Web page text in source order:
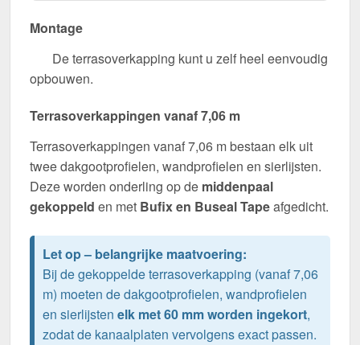
Montage
De terrasoverkapping kunt u zelf heel eenvoudig
opbouwen.
Terrasoverkappingen vanaf 7,06 m
Terrasoverkappingen vanaf 7,06 m bestaan elk uit
twee dakgootprofielen, wandprofielen en sierlijsten.
Deze worden onderling op de middenpaal
gekoppeld en met Bufix en Buseal Tapeafgedicht.
Let op – belangrijke maatvoering:
Bij de gekoppelde terrasoverkapping (vanaf 7,06
m) moeten de dakgootprofielen, wandprofielen
en sierlijsten elk met 60 mm worden ingekort,
zodat de kanaalplaten vervolgens exact passen.